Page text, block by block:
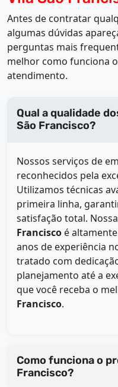
Antes de contratar
algumas dúvidas
perguntas mais
melhor como funciona
atendimento.
Qual a qualidade dos
São Francisco?
Nossos serviços de em
reconhecidos pela
Utilizamos técnicas
primeira linha,
satisfação total.
Francisco é
anos de experiência
tratado com
planejamento até a
que você receba o
Francisco.
Como funciona o processo
Francisco?